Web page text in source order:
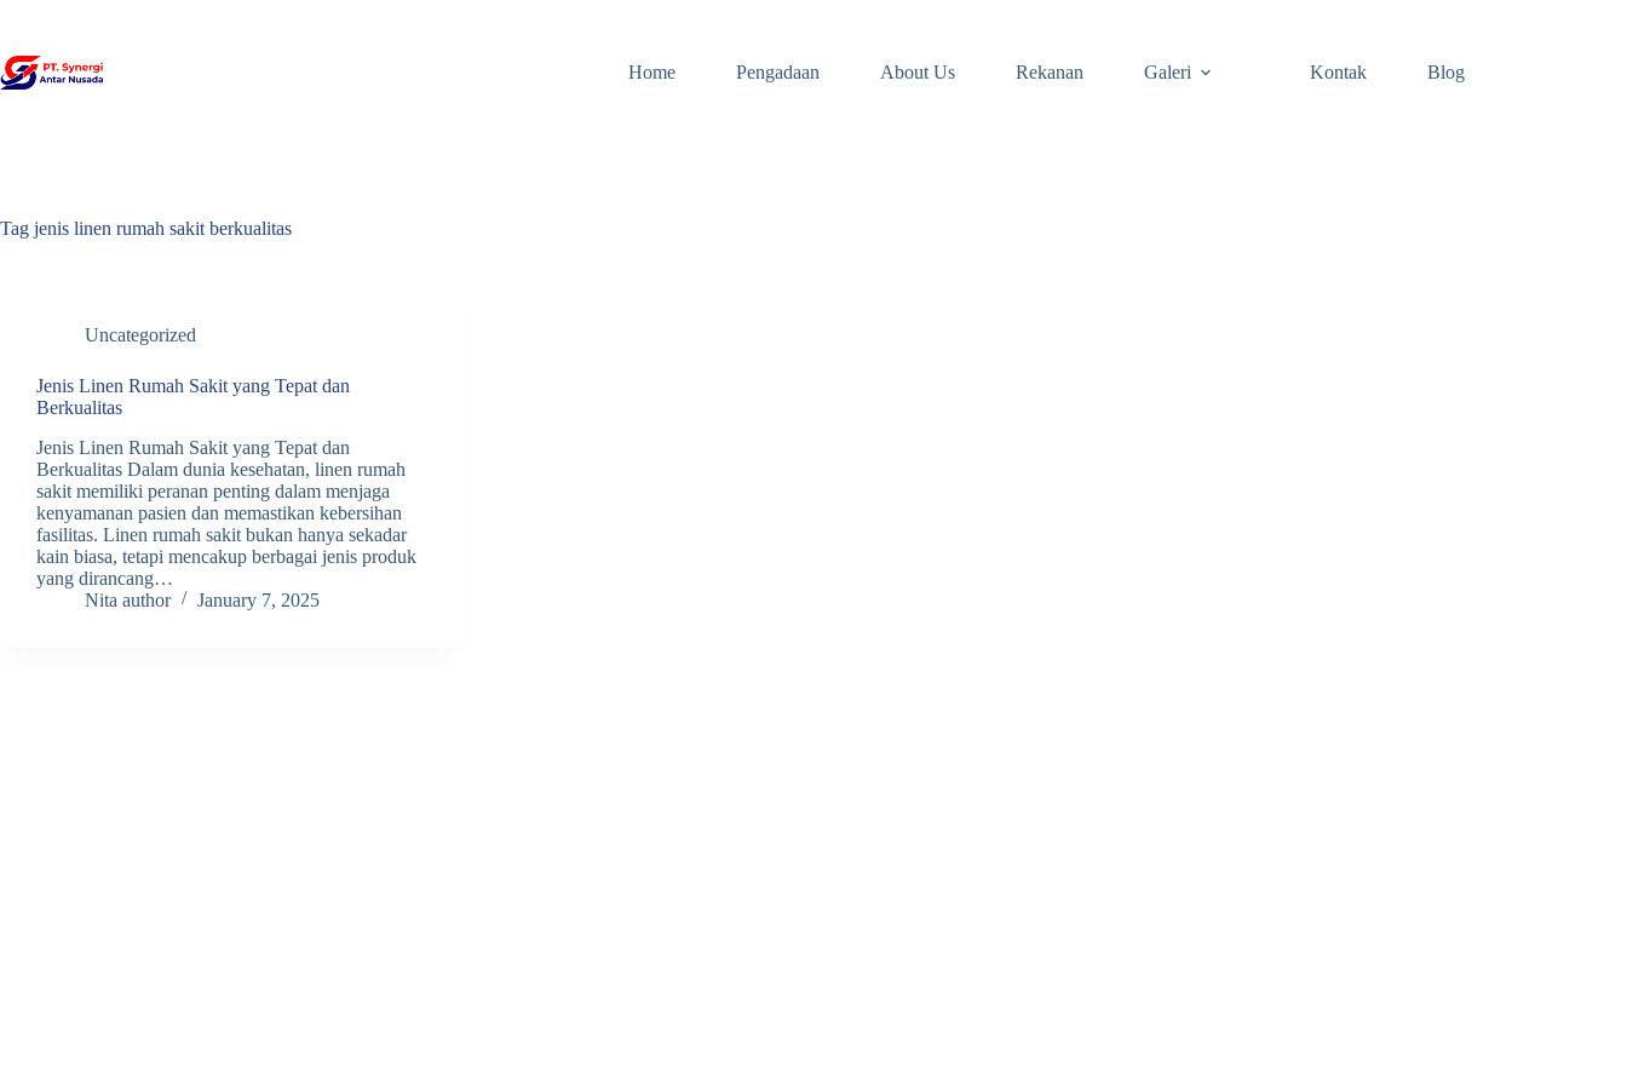
content
Home
Pengadaan About Us Rekanan Galeri Kontak Blog
Tag jenis linen rumah sakit berkualitas
Uncategorized
Jenis Linen Rumah Sakit yang Tepat dan
Berkualitas
Jenis Linen Rumah Sakit yang Tepat dan
Berkualitas Dalam dunia kesehatan, linen rumah
sakit memiliki peranan penting dalam menjaga
kenyamanan pasien dan memastikan kebersihan
fasilitas. Linen rumah sakit bukan hanya sekadar
kain biasa, tetapi mencakup berbagai jenis produk
yang dirancang…
Nita author
January 7, 2025